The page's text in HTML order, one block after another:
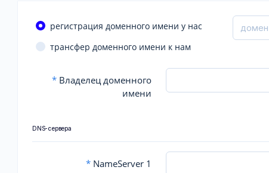
регистрация доменного имени у нас
трансфер доменного имени к нам
* Владелец доменного
имени
DNS-сервера
* NameServer 1